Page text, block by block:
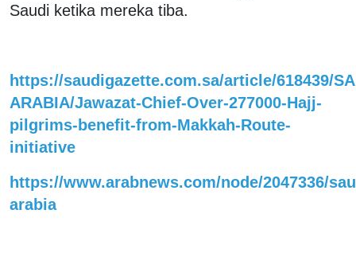
Saudi ketika mereka tiba.
https://saudigazette.com.sa/article/618439/
ARABIA/Jawazat-Chief-Over-277000-Hajj-
pilgrims-benefit-from-Makkah-Route-
initiative
https://www.arabnews.com/node/2047336/
arabia